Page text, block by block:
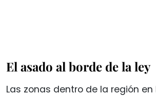
El asado al borde de la ley
Las zonas dentro de la región